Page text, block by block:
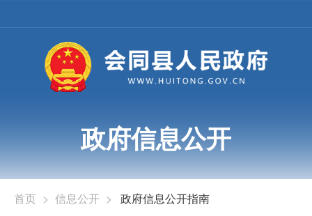
政府信息公开
首页 > 信息公开 > 政府信息公开指南